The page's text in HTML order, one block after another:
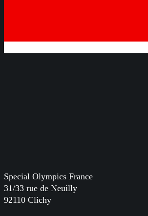
Special Olympics France
31/33 rue de Neuilly
92110 Clichy